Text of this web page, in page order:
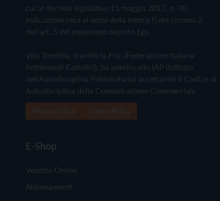
cui al decreto legislativo 15 maggio 2017, n. 70.
Indicazione resa ai sensi della lettera f) del comma 2
dell'art. 5 del medesimo decreto Lgs.
Vita Trentina, tramite la Fisc (Federazione Italiana
Settimanali Cattolici), ha aderito allo IAP (Istituto
dell'Autodisciplina Pubblicitaria) accettando il Codice di
Autodisciplina della Comunicazione Commerciale
E-Shop
Vendita Online
Abbonamenti